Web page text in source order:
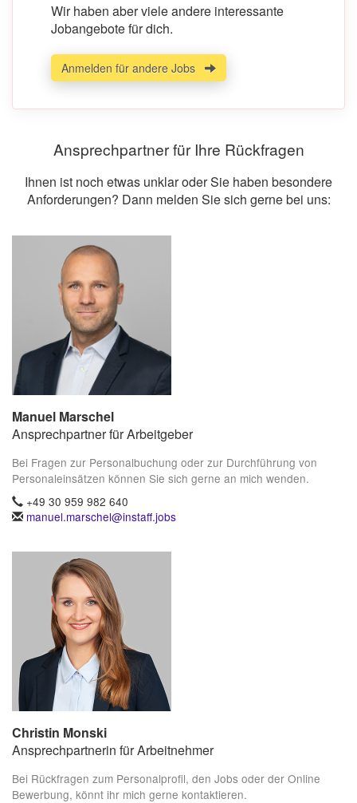
Wir haben aber viele andere interessante
Jobangebote für dich.
Anmelden für andere Jobs
Ansprechpartner für Ihre Rückfragen
Ihnen ist noch etwas unklar oder Sie haben besondere
Anforderungen? Dann melden Sie sich gerne bei uns:
Manuel Marschel
Ansprechpartner für Arbeitgeber
Bei Fragen zur Personalbuchung oder zur Durchführung von
Personaleinsätzen können Sie sich gerne an mich wenden.
+49 30 959 982 640
manuel.marschel@instaff.jobs
Christin Monski
Ansprechpartnerin für Arbeitnehmer
Bei Rückfragen zum Personalprofil, den Jobs oder der Online
Bewerbung, könnt ihr mich gerne kontaktieren.